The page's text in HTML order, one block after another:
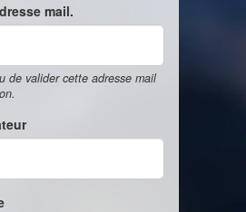
mail.
de valider cette adresse mail